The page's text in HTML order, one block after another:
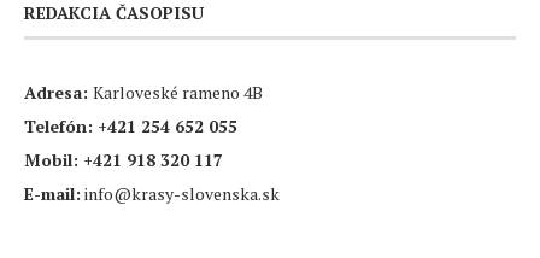
REDAKCIA ČASOPISU
Adresa: Karloveské rameno 4B
Telefón: +421 254 652 055
Mobil: +421 918 320 117
E-mail: info@krasy-slovenska.sk